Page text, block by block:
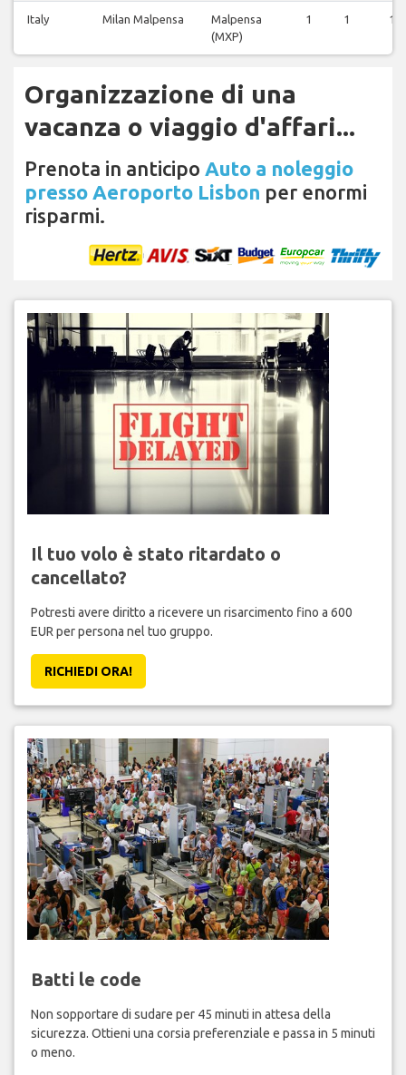
Italy Milan Malpensa
Malpensa
(MXP)
1 1 1
Organizzazione di una
vacanza o viaggio d'affari...
Prenota in anticipo Auto a noleggio
presso Aeroporto Lisbon per enormi
risparmi.
Il tuo volo è stato ritardato o
cancellato?
Potresti avere diritto a ricevere un risarcimento fino a 600
EUR per persona nel tuo gruppo.
RICHIEDI ORA!
Batti le code
Non sopportare di sudare per 45 minuti in attesa della
sicurezza. Ottieni una corsia preferenziale e passa in 5 minuti
o meno.